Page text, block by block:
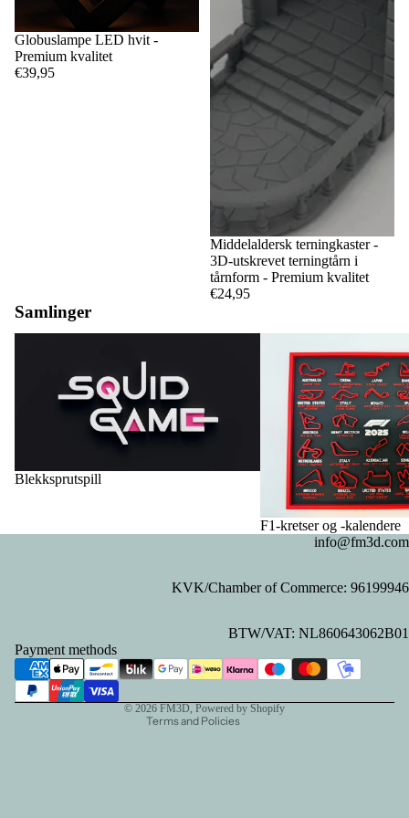
Globuslampe LED hvit -
Premium kvalitet
€39,95
Middelaldersk terningkaster -
3D-utskrevet terningtårn i
tårnform - Premium kvalitet
€24,95
Samlinger
Blekksprutspill
F1-kretser og -kalendere
info@fm3d.com
KVK/Chamber of Commerce: 96199946
BTW/VAT: NL860643062B01
Payment methods
© 2026 FM3D , Powered by Shopify
Terms and Policies
Contact information
Terms of service